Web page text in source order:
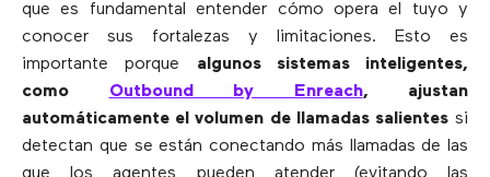
que es fundamental entender cómo opera el tuyo y
conocer sus fortalezas y limitaciones. Esto es
importante porque algunos sistemas inteligentes,
como Outbound by Enreach, ajustan
automáticamente el volumen de llamadas salientessi
detectan que se están conectando más llamadas de las